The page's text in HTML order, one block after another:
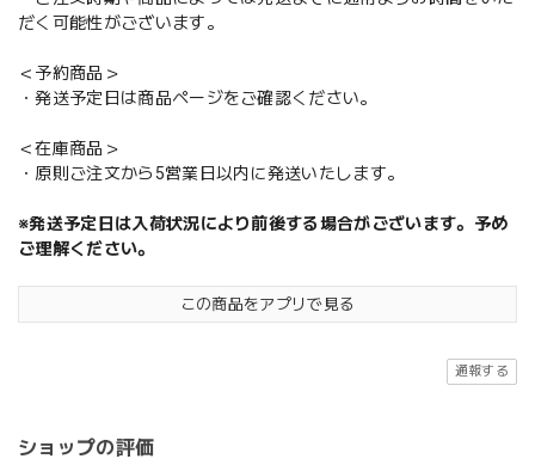
だく可能性がございます。
＜予約商品＞
・発送予定日は商品ページをご確認ください。
＜在庫商品＞
・原則ご注文から5営業日以内に発送いたします。
※発送予定日は入荷状況により前後する場合がございます。予め
ご理解ください。
この商品をアプリで見る
通報する
ショップの評価